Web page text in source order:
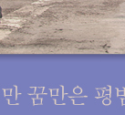
이야